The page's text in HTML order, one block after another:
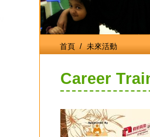
首頁 / 未來活動
Career